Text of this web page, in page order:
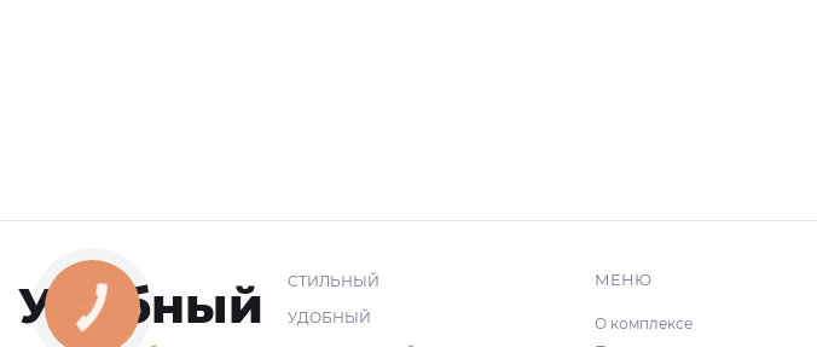
Удобный
СТИЛЬНЫЙ
УДОБНЫЙ
МЕНЮ
О комплексе